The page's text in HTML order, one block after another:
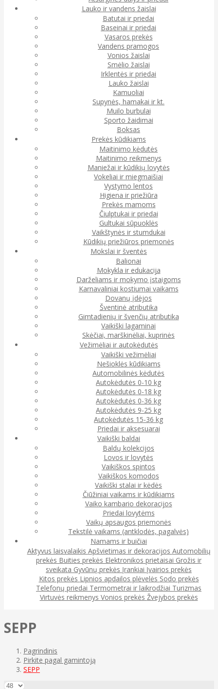
Lauko ir vandens žaislai
Batutai ir priedai
Baseinai ir priedai
Vasaros prekės
Vandens pramogos
Vonios žaislai
Smėlio žaislai
Irklentės ir priedai
Lauko žaislai
Kamuoliai
Supynės, hamakai ir kt.
Muilo burbulai
Sporto žaidimai
Boksas
Prekės kūdikiams
Maitinimo kėdutės
Maitinimo reikmenys
Maniežai ir kūdikių lovytės
Vokeliai ir miegmaišiai
Vystymo lentos
Higiena ir priežiūra
Prekės mamoms
Čiulptukai ir priedai
Gultukai sūpuoklės
Vaikštynės ir stumdukai
Kūdikių priežiūros priemonės
Mokslai ir šventės
Balionai
Mokykla ir edukacija
Darželiams ir mokymo įstaigoms
Karnavaliniai kostiumai vaikams
Dovanų įdėjos
Šventinė atributika
Gimtadienių ir švenčių atributika
Vaikiški lagaminai
Skėčiai, marškinėliai, kuprinės
Vežimėliai ir autokėdutės
Vaikiški vežimėliai
Nešioklės kūdikiams
Automobilinės kėdutės
Autokėdutės 0-10 kg
Autokėdutės 0-18 kg
Autokėdutės 0-36 kg
Autokėdutės 9-25 kg
Autokėdutės 15-36 kg
Priedai ir aksesuarai
Vaikiški baldai
Baldų kolekcijos
Lovos ir lovytės
Vaikiškos spintos
Vaikiškos komodos
Vaikiški stalai ir kėdės
Čiūžiniai vaikams ir kūdikiams
Vaiko kambario dekoracijos
Priedai lovytėms
Vaikų apsaugos priemonės
Tekstilė vaikams (antklodės, pagalvės)
Namams ir buičiai
Aktyvus laisvalaikis Apšvietimas ir dekoracijos Automobilių
prekės Buities prekės Elektronikos prietaisai Grožis ir
sveikata Gyvūnų prekės Įrankiai Įvairios prekės
Kitos prekės Lipnios apdailos plėvelės Sodo prekės
Telefonų priedai Termometrai ir laikrodžiai Turizmas
Virtuvės reikmenys Vonios prekės Žvejybos prekės
SEPP
Pagrindinis
Pirkite pagal gamintoją
SEPP